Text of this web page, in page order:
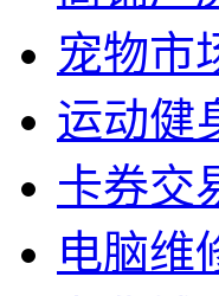
宠物市
运动健
卡券交
电脑维